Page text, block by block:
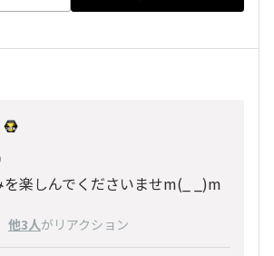
楽しんでくださいませm(_ _)m
他3人がリアクション